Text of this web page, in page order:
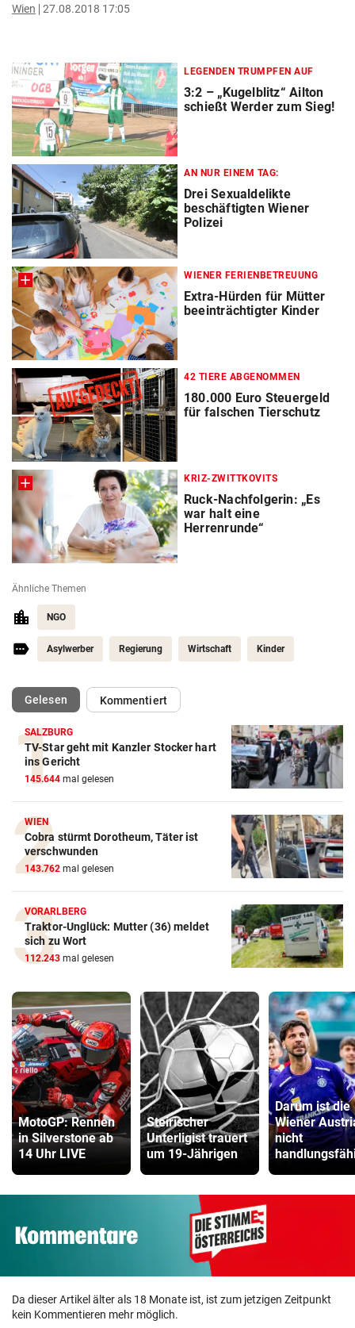
Wien 27.08.2018 17:05
LEGENDEN TRUMPFEN AUF
3:2 – „Kugelblitz“ Ailton
schießt Werder zum Sieg!
AN NUR EINEM TAG:
Drei Sexualdelikte
beschäftigten Wiener
Polizei
WIENER FERIENBETREUUNG
Extra-Hürden für Mütter
beeinträchtigter Kinder
42 TIERE ABGENOMMEN
180.000 Euro Steuergeld
für falschen Tierschutz
KRIZ-ZWITTKOVITS
Ruck-Nachfolgerin: „Es
war halt eine
Herrenrunde“
Ähnliche Themen
NGO
Asylwerber Regierung Wirtschaft Kinder
Gelesen(ausgewählt)Kommentiert
SALZBURG
TV-Star geht mit Kanzler Stocker hart
ins Gericht
145.644 mal gelesen
WIEN
Cobra stürmt Dorotheum, Täter ist
verschwunden
143.762 mal gelesen
VORARLBERG
Traktor-Unglück: Mutter (36) meldet
sich zu Wort
112.243 mal gelesen
MotoGP: Rennen
in Silverstone ab
14 Uhr LIVE
Steirischer
Unterligist trauert
um 19-Jährigen
Darum ist die
Wiener
nicht
Da dieser Artikel älter als 18 Monate ist, ist zum jetzigen Zeitpunkt
kein Kommentieren mehr möglich.